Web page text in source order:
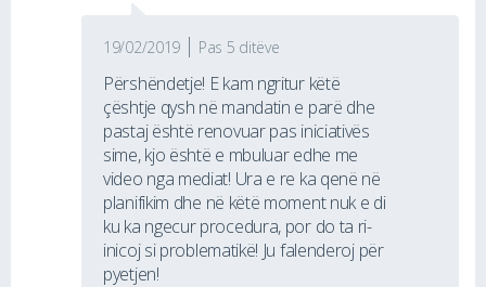
19/02/2019 Pas 5 ditëve
Përshëndetje! E kam ngritur këtë
çështje qysh në mandatin e parë dhe
pastaj është renovuar pas iniciativës
sime, kjo është e mbuluar edhe me
video nga mediat! Ura e re ka qenë në
planifikim dhe në këtë moment nuk e di
ku ka ngecur procedura, por do ta ri-
inicoj si problematikë! Ju falenderoj për
pyetjen!